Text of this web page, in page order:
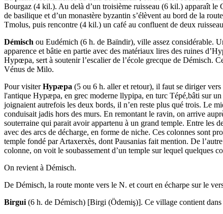
Bourgaz (4 kil.). Au delà d’un troisième ruisseau (6 kil.) apparaît le
de basilique et d’un monastère byzantin s’élèvent au bord de la
Tmolus, puis rencontre (4 kil.) un café au confluent de deux
Démisch ou Eudémich (6 h. de Baïndir), ville assez considérable.
apparence et bâtie en partie avec des matériaux lires des ruines
Hypœpa, sert à soutenir l’escalier de l’école grecque de Démisch.
Vénus de Milo.
Pour visiterHypæpa (5 ou 6 h. aller et retour), il faut se diriger vers
l'antique Hypæpa, en grec moderne llypipa, en turc Tépé,bâti sur
joignaient autrefois les deux bords, il n’en reste plus qué trois. Le
conduisait jadis hors des murs. En remontant le ravin, on arrive
souterraine qui parait avoir appartenu à un grand temple. Entre les
avec des arcs de décharge, en forme de niche. Ces colonnes sont
temple fondé par Artaxerxès, dont Pausanias fait mention. De
colonne, on voit le soubassement d’un temple sur lequel quelques
On revient à Démisch.
De Démisch, la route monte vers le N. et court en écharpe sur le
Birgui (6 h. de Démisch) [Birgi (Ödemiş)]. Ce village contient dans